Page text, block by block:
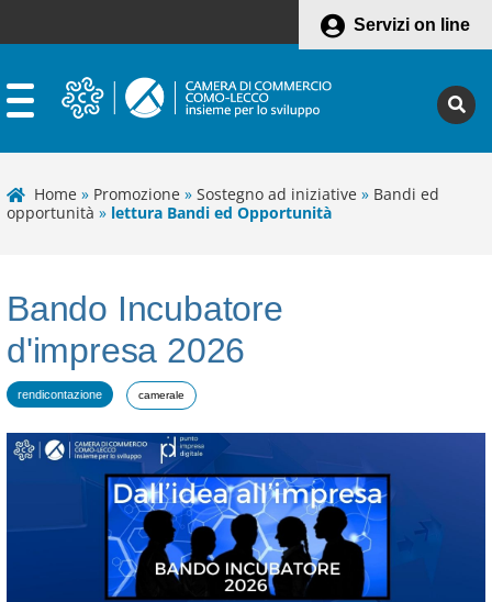
Servizi on line
Home » Promozione » Sostegno ad iniziative » Bandi ed
opportunità » lettura Bandi ed Opportunità
Bando Incubatore
d'impresa 2026
rendicontazione camerale